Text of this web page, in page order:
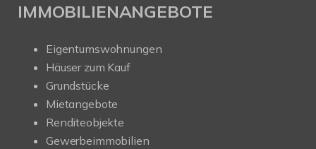
IMMOBILIENANGEBOTE
Eigentumswohnungen
Häuser zum Kauf
Grundstücke
Mietangebote
Renditeobjekte
Gewerbeimmobilien